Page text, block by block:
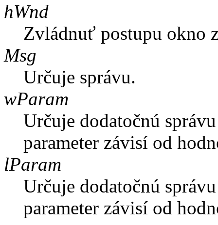
hWnd
Zvládnuť postupu okno
Msg
Určuje správu.
wParam
Určuje dodatočnú
parameter závisí od
lParam
Určuje dodatočnú
parameter závisí od